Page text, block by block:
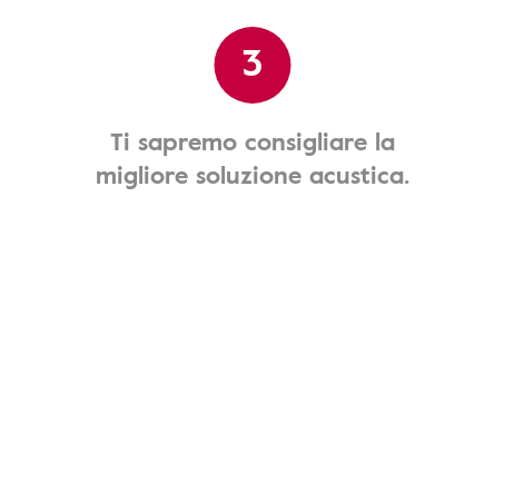
3
Ti sapremo consigliare la
migliore soluzione acustica.